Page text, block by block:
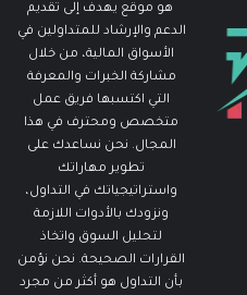
هو موقع يهدف إلى تقديم
الدعم والإرشاد للمتداولين في
الأسواق المالية، من خلال
مشاركة الخبرات والمعرفة
التي اكتسبها فريق عمل
متخصص ومحترف في هذا
المجال. نحن نساعدك على
تطوير مهاراتك
واستراتيجياتك في التداول،
ونزودك بالأدوات اللازمة
لتحليل السوق واتخاذ
القرارات الصحيحة. نحن نؤمن
بأن التداول هو أكثر من مجرد